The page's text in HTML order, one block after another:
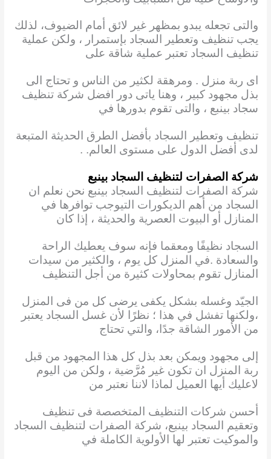
والتى تجعله يبدو بمظهر غير لائق أمام الضيوف، لذلك
يجب تنظيف وتعطير السجاد بإستمرار ، ولكن عملية
تنظيف السجاد تعتبر عملية شاقة على
اى ربة منزل . ومرهقة لكثير من الناس و تحتاج الى
بذل مجهود كبير ، وهنا ياتى دور افضل شركة تنظيف
سجاد بينبع ، والتى تقوم بدورها في
تنظيف وتعطير السجاد بأفضل الطرق الحديثة المتبعة
لدى أفضل الدول على مستوى العالم. .
شركة الصفرات لتنظيف السجاد بينبع
شركة الصفرات لتنظيف السجاد بينبع نحن نعلم ان
السجاد من أهم الديكورات التيوجب توافرها في
المنازل أو البيوت العصرية والحديثة ، إذا كان
السجاد نظيفًا ومعقما فإنه سوف يعطيك الراحة
والسعادة .في المنزل كل يوم ، والكثير من سيدات
المنازل تقوم بمحاولات كثيرة من أجل التنظيف
الجيّد وغسله بشكل يكفى يرضى كل من فى المنزل
،ولكنها تفشل في هذا ؛ نظرًا لأن غسل السجاد يعتبر
من الأمور الشاقة جدًا، والتي تحتاج
إلى مجهود ويمكن بعد بذل كل هذا المجهود من قبل
ربة المنزل ان تكون غير مُرَّضية ، ولكن من اليوم
لاعليك أيها العميل لماذا لاننا نعتبر من
أحسن شركات التنظيف المتخصصة فى تنظيف
وتعقيم السجاد بينبع، شركة الصفرات لتنظيف السجاد
والموكيت تعتبر لها الأولوية الكاملة في